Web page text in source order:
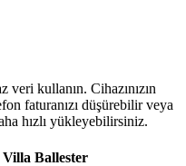
kullanın. Cihazınızın
faturanızı düşürebilir veya
hızlı yükleyebilirsiniz.
Ballester